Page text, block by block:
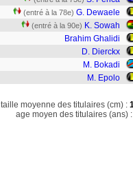
(entré à la 78e) G. Dewaele
(entré à la 90e) K. Sowah
Brahim Ghalidi
D. Dierckx
M. Bokadi
M. Epolo
taille moyenne des titulaires (cm) :
age moyen des titulaires (ans) :